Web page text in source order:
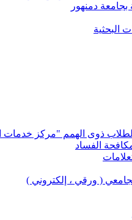
دمنهور
البحثية
ذوى الهمم "مركز خدمات
الفساد
( ورقي ، إلكتروني )